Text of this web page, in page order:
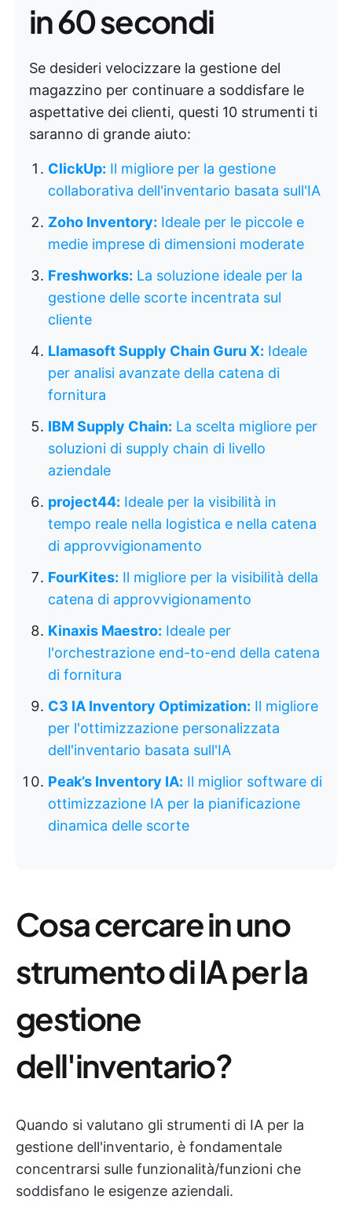
in 60 secondi
Se desideri velocizzare la gestione del
magazzino per continuare a soddisfare le
aspettative dei clienti, questi 10 strumenti ti
saranno di grande aiuto:
ClickUp: Il migliore per la gestione
collaborativa dell'inventario basata sull'IA
Zoho Inventory: Ideale per le piccole e
medie imprese di dimensioni moderate
Freshworks: La soluzione ideale per la
gestione delle scorte incentrata sul
cliente
Llamasoft Supply Chain Guru X: Ideale
per analisi avanzate della catena di
fornitura
IBM Supply Chain: La scelta migliore per
soluzioni di supply chain di livello
aziendale
project44: Ideale per la visibilità in
tempo reale nella logistica e nella catena
di approvvigionamento
FourKites: Il migliore per la visibilità della
catena di approvvigionamento
Kinaxis Maestro: Ideale per
l'orchestrazione end-to-end della catena
di fornitura
C3 IA Inventory Optimization: Il migliore
per l'ottimizzazione personalizzata
dell'inventario basata sull'IA
Peak’s Inventory IA: Il miglior software di
ottimizzazione IA per la pianificazione
dinamica delle scorte
Cosa cercare in uno
strumento di IA per la
gestione
dell'inventario?
Quando si valutano gli strumenti di IA per la
gestione dell'inventario, è fondamentale
concentrarsi sulle funzionalità/funzioni che
soddisfano le esigenze aziendali.